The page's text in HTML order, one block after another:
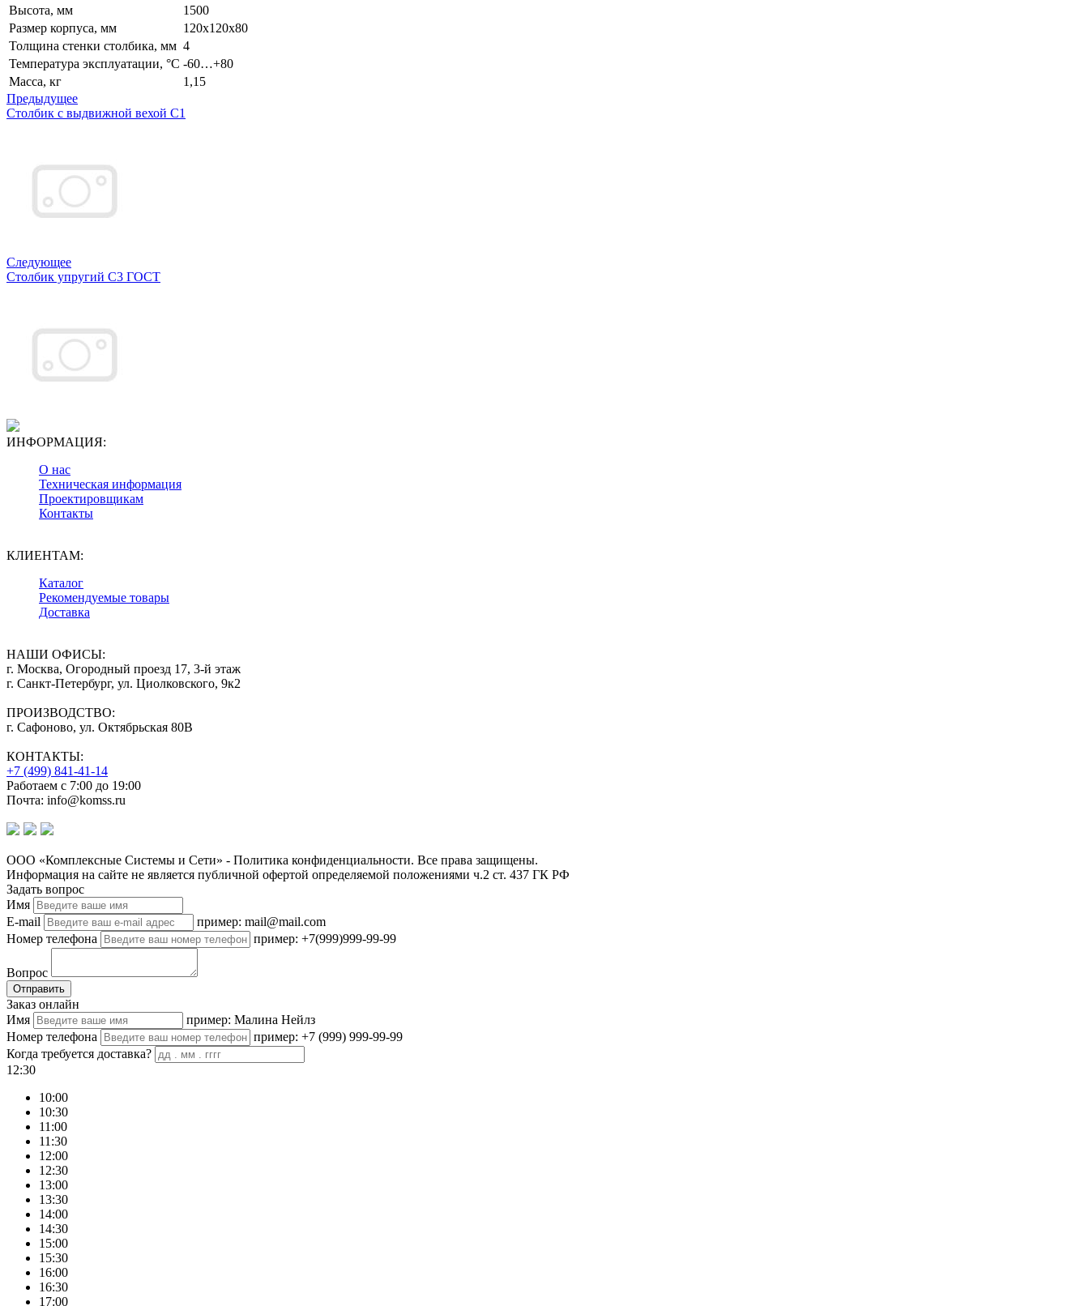
Высота, мм
1500
Размер корпуса, мм
120х120х80
Толщина стенки столбика, мм 4
Температура эксплуатации, °С -60…+80
Масса, кг
1,15
Предыдущее
Столбик с выдвижной вехой С1
Следующее
Столбик упругий С3 ГОСТ
ИНФОРМАЦИЯ:
О нас
Техническая информация
Проектировщикам
Контакты
КЛИЕНТАМ:
Каталог
Рекомендуемые товары
Доставка
НАШИ ОФИСЫ:
г. Москва, Огородный проезд 17, 3-й этаж
г. Санкт-Петербург, ул. Циолковского, 9к2
ПРОИЗВОДСТВО:
г. Сафоново, ул. Октябрьская 80В
КОНТАКТЫ:
+7 (499) 841-41-14
Работаем с 7:00 до 19:00
Почта: info@komss.ru
ООО «Комплексные Системы и Сети» - Политика конфиденциальности. Все права защищены.
Информация на сайте не является публичной офертой определяемой положениями ч.2 ст. 437 ГК РФ
Задать вопрос
Имя
E-mail
пример: mail@mail.com
Номер телефона
пример: +7(999)999-99-99
Вопрос
Отправить
Заказ онлайн
Имя
пример: Малина Нейлз
Номер телефона
пример: +7 (999) 999-99-99
Когда требуется доставка?
12:30
10:00
10:30
11:00
11:30
12:00
12:30
13:00
13:30
14:00
14:30
15:00
15:30
16:00
16:30
17:00